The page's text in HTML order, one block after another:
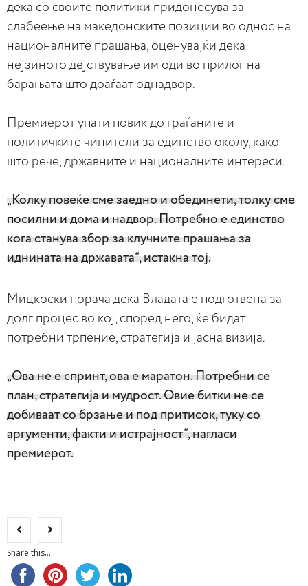
дека со своите политики придонесува за
слабеење на македонските позиции во однос на
националните прашања, оценувајќи дека
нејзиното дејствување им оди во прилог на
барањата што доаѓаат однадвор.
Премиерот упати повик до граѓаните и
политичките чинители за единство околу, како
што рече, државните и националните интереси.
„Колку повеќе сме заедно и обединети, толку сме
посилни и дома и надвор. Потребно е единство
кога станува збор за клучните прашања за
иднината на државата“, истакна тој.
Мицкоски порача дека Владата е подготвена за
долг процес во кој, според него, ќе бидат
потребни трпение, стратегија и јасна визија.
„Ова не е спринт, ова е маратон. Потребни се
план, стратегија и мудрост. Овие битки не се
добиваат со брзање и под притисок, туку со
аргументи, факти и истрајност“, нагласи
премиерот.
Share this...